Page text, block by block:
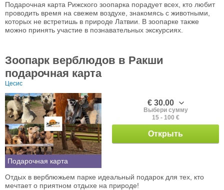
Подарочная карта Рижского зоопарка порадует всех, кто любит
проводить время на свежем воздухе, знакомясь с животными,
которых не встретишь в природе Латвии. В зоопарке также
можно принять участие в познавательных экскурсиях.
Зоопарк верблюдов в Ракши
подарочная карта
Цесис
Подарочная карта
€ 30.00
Выбери сумму
15 - 100 €
Открыть
Отдых в верблюжьем парке идеальный подарок для тех, кто
мечтает о приятном отдыхе на природе!